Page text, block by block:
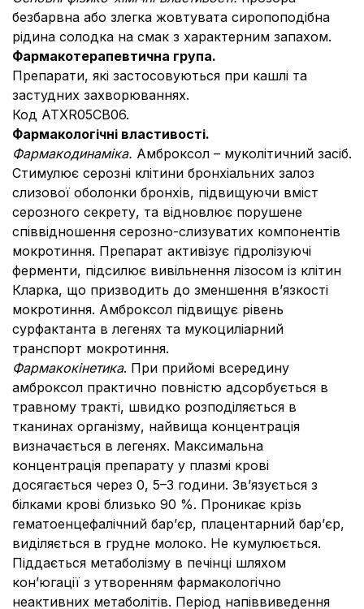
безбарвна або злегка жовтувата сиропоподібна
рідина солодка на смак з характерним запахом.
Фармакотерапевтична група.
Препарати, які застосовуються при кашлі та
застудних захворюваннях.
Код АТХR05CB06.
Фармакологічні властивості.
Фармакодинаміка. Амброксол – муколітичний засіб.
Стимулює серозні клітини бронхіальних залоз
слизової оболонки бронхів, підвищуючи вміст
серозного секрету, та відновлює порушене
співвідношення серозно-слизуватих компонентів
мокротиння. Препарат активізує гідролізуючі
ферменти, підсилює вивільнення лізосом із клітин
Кларка, що призводить до зменшення в’язкості
мокротиння. Амброксол підвищує рівень
сурфактанта в легенях та мукоциліарний
транспорт мокротиння.
Фармакокінетика. При прийомі всередину
амброксол практично повністю адсорбується в
травному тракті, швидко розподіляється в
тканинах організму, найвища концентрація
визначається в легенях. Максимальна
концентрація препарату у плазмі крові
досягається через 0, 5–3 години. Зв’язується з
білками крові близько 90 %. Проникає крізь
гематоенцефалічний бар’єр, плацентарний бар’єр,
виділяється в грудне молоко. Не кумулюється.
Піддається метаболізму в печінці шляхом
кон’югації з утворенням фармакологічно
неактивних метаболітів. Період напіввиведення